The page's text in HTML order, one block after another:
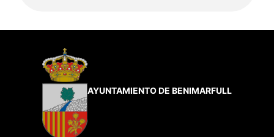
AYUNTAMIENTO DE BENIMARFULL